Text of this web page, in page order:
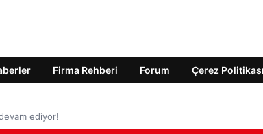
Firma Rehberi Forum Çerez Politikası
ediyor!